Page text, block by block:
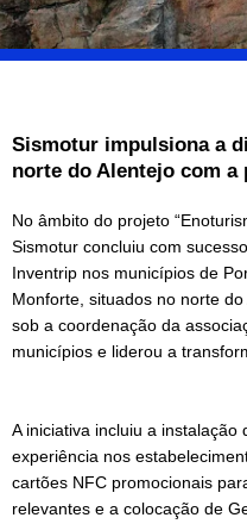
Sismotur impulsiona a
norte do Alentejo com
No âmbito do projeto
Sismotur concluiu com
Inventrip nos municípios de
Monforte, situados no norte
sob a coordenação da
municípios e liderou a
A iniciativa incluiu a instalação
experiência nos
cartões NFC promocionais
relevantes e a colocação de